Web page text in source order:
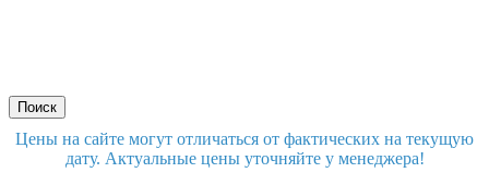
Цены на сайте могут отличаться от фактических на текущую
дату. Актуальные цены уточняйте у менеджера!